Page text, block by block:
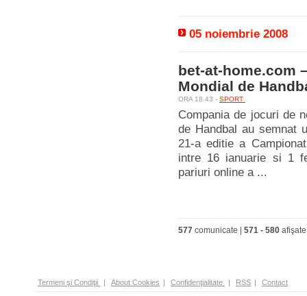
05 noiembrie 2008
bet-at-home.com
Mondial de
ORA 18.43 - SPORT
Compania de jocuri de
de Handbal au semnat
21-a editie a
intre 16 ianuarie si 1
pariuri online a ...
577 comunicate | 571 - 580 afişate
Termeni şi Condiţii | About Cookies | Confidenţialitate | RSS | Contact